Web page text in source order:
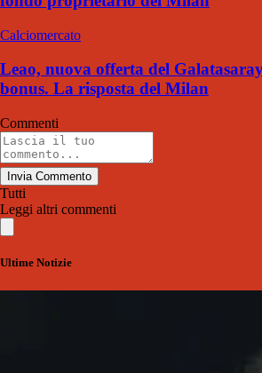
Calciomercato
Leao, nuova offerta del
bonus. La risposta del Milan
Commenti
Invia Commento
Tutti
Leggi altri commenti
Ultime Notizie